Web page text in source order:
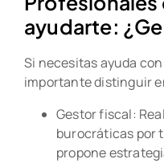
ayudarte:
Si necesitas ayuda
importante distinguir
Gestor fiscal:
burocráticas por
propone